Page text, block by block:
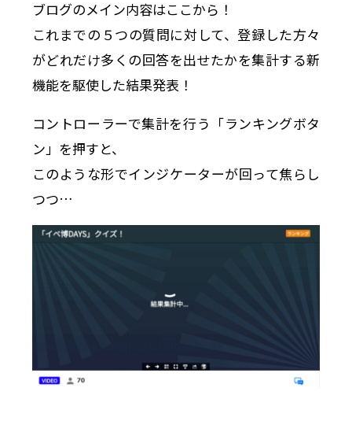
ブログのメイン内容はここから！
これまでの５つの質問に対して、登録した方々
がどれだけ多くの回答を出せたかを集計する新
機能を駆使した結果発表！
コントローラーで集計を行う「ランキングボタ
ン」を押すと、
このような形でインジケーターが回って焦らし
つつ…